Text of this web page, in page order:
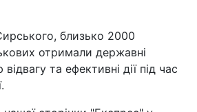
близько 2000
отримали державні
та ефективні дії під час